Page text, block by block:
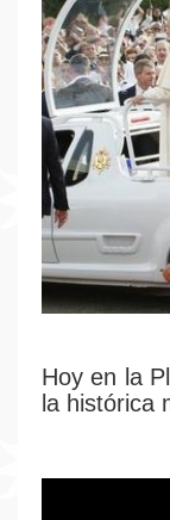
Hoy en la
la histórica